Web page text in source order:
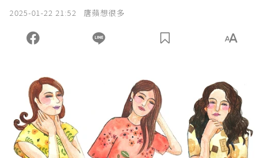
2025-01-22 21:52 唐蘋想很多